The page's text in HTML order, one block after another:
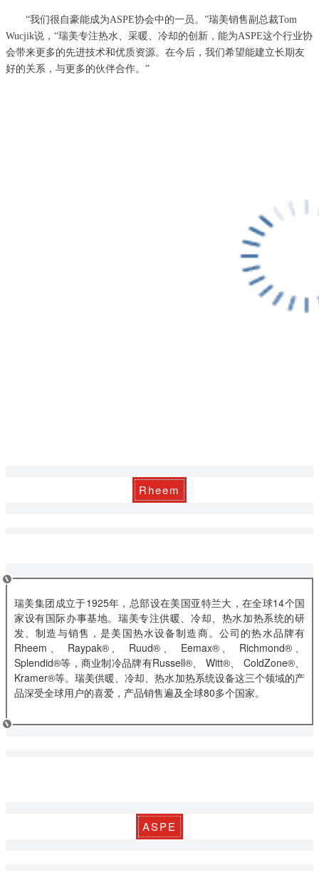
“我们很自豪能成为ASPE协会中的一员。”瑞美销售副总裁Tom
Wucjik说，“瑞美专注热水、采暖、冷却的创新，能为ASPE这个行业协
会带来更多的先进技术和优质资源。在今后，我们希望能建立长期友
好的关系，与更多的伙伴合作。”
Rheem
瑞美集团成立于1925年，总部设在美国亚特兰大，在全球14个国
家设有国际办事基地。瑞美专注供暖、冷却、热水加热系统的研
发、制造与销售，是美国热水设备制造商。公司的热水品牌有
Rheem、 Raypak®、 Ruud®、 Eemax®、 Richmond®、
Splendid®等，商业制冷品牌有Russell®、 Witt®、 ColdZone®、
Kramer®等。瑞美供暖、冷却、热水加热系统设备这三个领域的产
品深受全球用户的喜爱，产品销售遍及全球80多个国家。
ASPE